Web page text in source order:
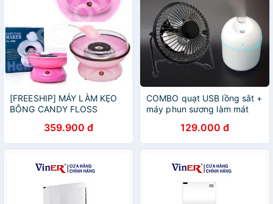
[FREESHIP] MÁY LÀM KẸO
BÔNG CANDY FLOSS
359.900 đ
COMBO quạt USB lồng sắt +
máy phun sương làm mát
129.000 đ